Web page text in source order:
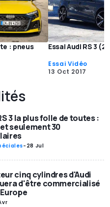
: pneus
Essai Audi RS 3
Essai Vidéo
13 Oct 2017
3 la plus folle de toutes :
seulement 30
- 28 Jul
cinq cylindres d'Audi
d'être commercialisé